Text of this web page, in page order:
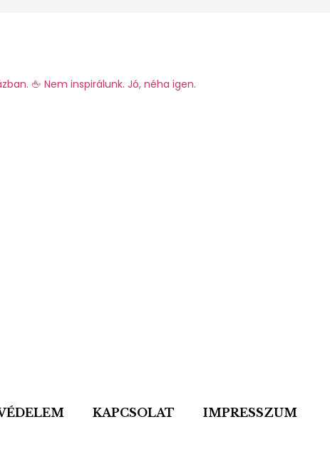
🖕 Nem inspirálunk. Jó, néha igen.
KAPCSOLAT IMPRESSZUM